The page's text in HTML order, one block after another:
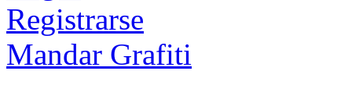
Registrarse
Mandar Grafiti